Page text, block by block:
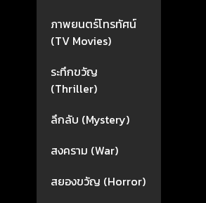
ภาพยนตร์โทรทัศน์
(TV Movies)
ระทึกขวัญ
(Thriller)
ลึกลับ (Mystery)
สงคราม (War)
สยองขวัญ (Horror)